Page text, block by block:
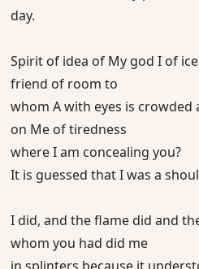
day.
Spirit of idea of My god I of
friend of room to
whom A with eyes is
on Me of tiredness
where I am concealing you?
It is guessed that I was a
I did, and the flame did and
whom you had did me